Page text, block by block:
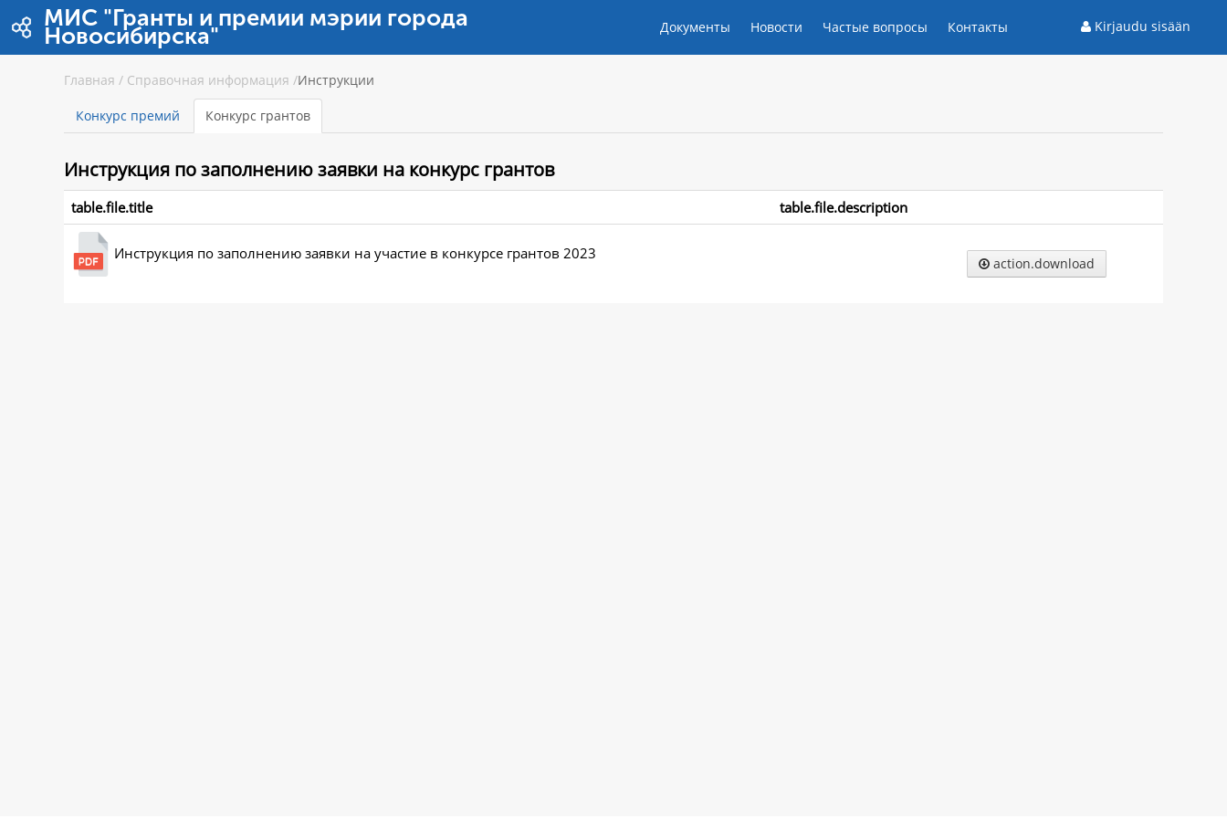
Hyppää sisältöön
МИС "Гранты и премии мэрии города
Новосибирска" Документы Новости Частые вопросы Контакты Kirjaudu sisään
Главная / Справочная информация /Инструкции
Конкурс премий Конкурс грантов
Инструкция по заполнению заявки на конкурс грантов
table.file.title table.file.description
Инструкция по заполнению заявки на участие в конкурсе грантов 2023
action.download